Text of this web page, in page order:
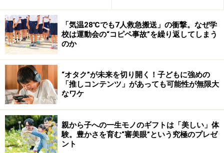
しょう。
その4 「主人公と○○ちゃん、『似ているなぁ～』と感じ
たころあった？」
主人公の言動や思考と、自分が似ていると感じたところ
から、共感したことを言葉で表現しましょう。
その5 「○○ちゃんだったら、『こうするんだけどな～』
と思ったところあった？」
主人公や登場人物の言動や思考と、自分は少し違うと感
じたところから、自分なりの考えや方法や手段などを考
「気温28℃でも7人救急搬送」の衝撃。なぜ学
校は運動会の“コピペ事故”を繰り返してしまう
のか
“オタク”が未来を切り開く！子どもに強めの
「推しコンテンツ」があっても可能性が無限大
なワケ
親から子への一生モノのギフトは「美しい」体
験。豊かさを育む“審美眼”という究極のプレゼ
ント